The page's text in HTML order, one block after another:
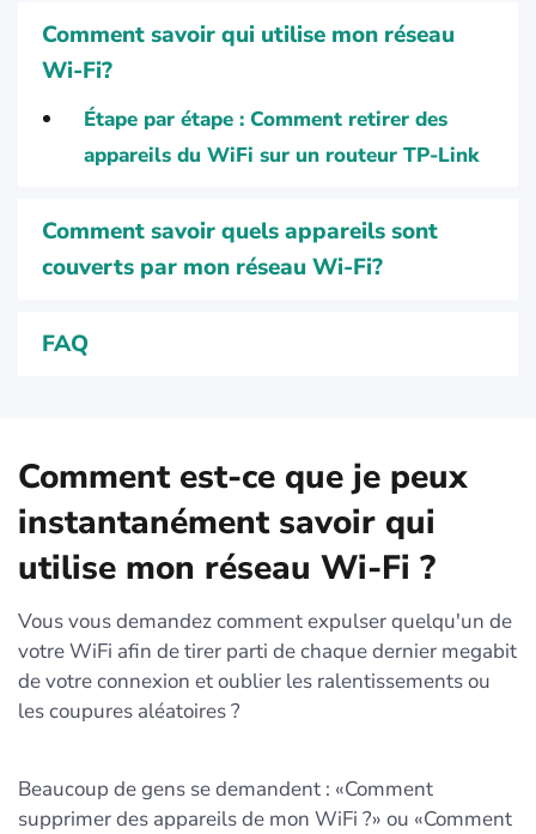
Comment savoir qui utilise mon réseau
Wi-Fi?
Étape par étape : Comment retirer des
appareils du WiFi sur un routeur TP-Link
Comment savoir quels appareils sont
couverts par mon réseau Wi-Fi?
FAQ
Comment est-ce que je peux
instantanément savoir qui
utilise mon réseau Wi-Fi ?
Vous vous demandez comment expulser quelqu'un de
votre WiFi afin de tirer parti de chaque dernier megabit
de votre connexion et oublier les ralentissements ou
les coupures aléatoires ?
Beaucoup de gens se demandent : «Comment
supprimer des appareils de mon WiFi ?» ou «Comment